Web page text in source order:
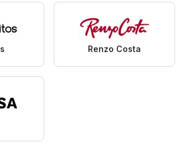
Renzo Costa